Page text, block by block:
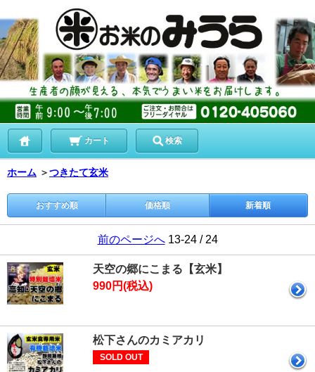
カート 検索
ホーム ＞つきたて玄米
おすすめ順 価格順 新着順
前のページへ13-24 / 24
天空の郷にこまる【玄米】
990円(税込)
松下さんのカミアカリ
SOLD OUT